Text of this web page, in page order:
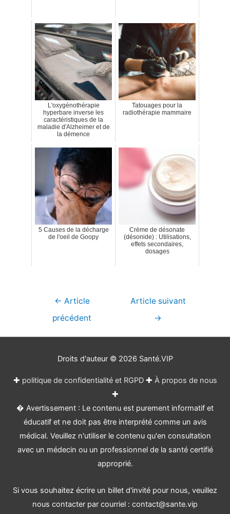
L'oxygénothérapie
hyperbare inverse les
caractéristiques de la
maladie d'Alzheimer et de
la démence
Tatouages pour la
radiothérapie mammaire
5 Causes de la décharge
de l'oeil de Goopy
Crème de désonate
(désonide) : Utilisations,
effets secondaires,
dosages
Navigation
← Article
précédent
Article suivant
→
Droits d'auteur © 2026 Santé.VIP
✚ politique de confidentialité et RGPD✚ À propos de nous
✚
� Avertissement : Le contenu est purement informatif et
éducatif et ne doit pas être interprété comme un avis
médical. Veuillez n'utiliser le contenu qu'en consultation
avec un médecin ou un professionnel de la santé certifié
approprié.
Si vous souhaitez écrire un billet d'invité pour nous, veuillez
nous contacter par courriel : contact@sante.vip